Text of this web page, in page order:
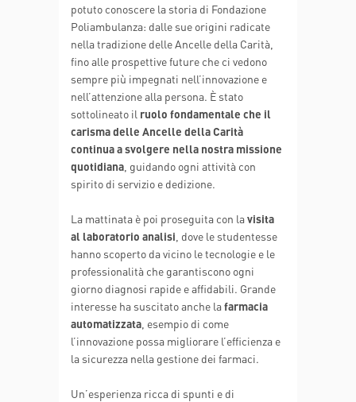
potuto conoscere la storia di Fondazione
Poliambulanza: dalle sue origini radicate
nella tradizione delle Ancelle della Carità,
fino alle prospettive future che ci vedono
sempre più impegnati nell’innovazione e
nell’attenzione alla persona. È stato
sottolineato il ruolo fondamentale che il
carisma delle Ancelle della Carità
continua a svolgere nella nostra missione
quotidiana , guidando ogni attività con
spirito di servizio e dedizione.
La mattinata è poi proseguita con lavisita
al laboratorio analisi , dove le studentesse
hanno scoperto da vicino le tecnologie e le
professionalità che garantiscono ogni
giorno diagnosi rapide e affidabili. Grande
interesse ha suscitato anche lafarmacia
automatizzata , esempio di come
l’innovazione possa migliorare l’efficienza e
la sicurezza nella gestione dei farmaci.
Un’esperienza ricca di spunti e di